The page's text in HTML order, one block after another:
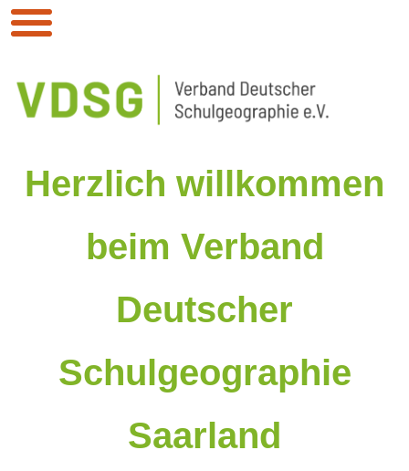
Herzlich willkommen
beim Verband
Deutscher
Schulgeographie
Saarland